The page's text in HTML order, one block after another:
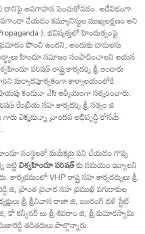
దానిపై అవగాహన పెంచుకోవడం. అదేవిధంగా
చేయడం కమ్యూనిస్టుల ముఖ్యలక్షణం అని
). భవిష్యత్తులో హిందుత్వంపై
పొంచి ఉందని, అందుకు దాడులను
హిందూ సమాజం సంపాదించాలని ఆయన
పరిషత్ రాష్ట్ర కార్యదర్శి శ్రీ బండారు
మర్యాదపూర్వకంగా కార్యాలయంలోకి
కండువా వేసి ఆత్మీయంగా సత్కరించారు.
కేంద్రీయ సహ కార్యదర్శి శ్రీ సత్యం జి
ఎక్కడున్నా హైందవ అభివృద్ధి కోసమే
సంస్థలతో మమేకమై పని చేయడం గొప్ప
విశ్వహిందూ పరిషత్కు సమయం ఇవ్వాలని
VHP రాష్ట్ర సహ కార్యదర్శులు శ్రీ
జి, ప్రాంత ప్రచార సహ ప్రముఖ్ పగుడాకుల
శ్రీ శ్రీనివాస రాజా జి, బజరంగ్ దళ్ స్టేట్
కో కన్వీనర్ లు శ్రీ శివరాం జి, శ్రీ కుమారస్వామి
తదితరులు పాల్గొన్నారు.